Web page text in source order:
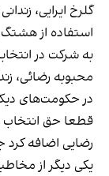
گلرخ ایرایی،
استفاده از هشتگ
به شرکت در
محبوبه رضائی،
در حکومت‌های
قطعا حق انتخاب
رضایی اضافه
یکی دیگر از